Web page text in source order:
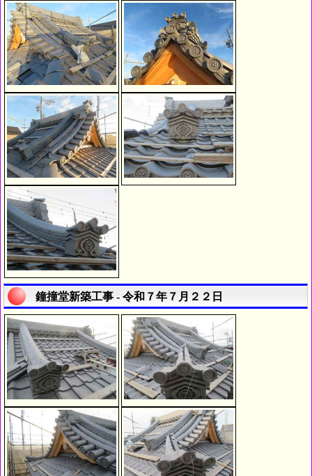
鐘撞堂新築工事 - 令和７年７月２２日